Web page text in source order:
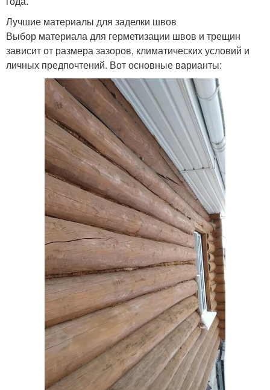
Лучшие материалы для заделки швов
Выбор материала для герметизации швов и трещин
зависит от размера зазоров, климатических условий и
личных предпочтений. Вот основные варианты: